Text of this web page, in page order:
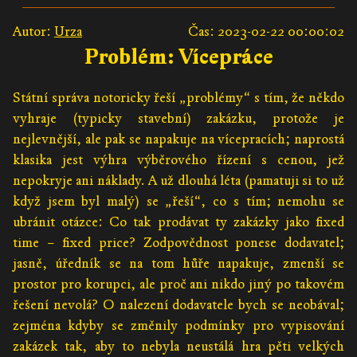
Autor: Urza Čas: 2023-02-22 00:00:02
Problém: Vícepráce
Státní správa notoricky řeší „problémy“ s tím, že někdo
vyhraje (typicky stavební) zakázku, protože je
nejlevnější, ale pak se napakuje na vícepracích; naprostá
klasika jest výhra výběrového řízení s cenou, jež
nepokryje ani náklady. A už dlouhá léta (pamatuji si to už
když jsem byl malý) se „řeší“, co s tím; nemohu se
ubránit otázce: Co tak prodávat ty zakázky jako fixed
time – fixed price? Zodpovědnost ponese dodavatel;
jasně, úředník se na tom hůře napakuje, zmenší se
prostor pro korupci, ale proč ani nikdo jiný po takovém
řešení nevolá? O nalezení dodavatele bych se neobával;
zejména kdyby se změnily podmínky pro vypisování
zakázek tak, aby to nebyla neustálá hra pěti velkých